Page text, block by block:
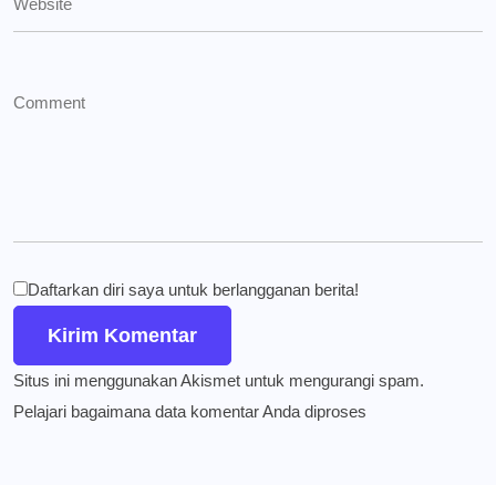
Daftarkan diri saya untuk berlangganan berita!
Situs ini menggunakan Akismet untuk mengurangi spam.
Pelajari bagaimana data komentar Anda diproses